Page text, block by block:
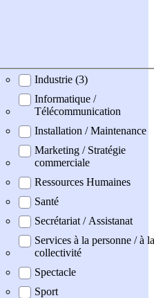
Industrie (3)
Informatique /
Télécommunication
Installation / Maintenance
Marketing / Stratégie
commerciale
Ressources Humaines
Santé
Secrétariat / Assistanat
Services à la personne / à la
collectivité
Spectacle
Sport